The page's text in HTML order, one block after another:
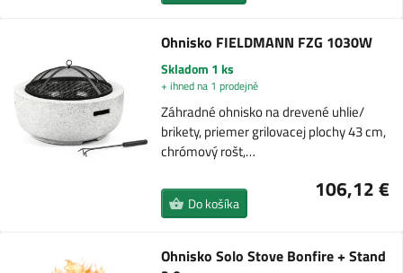
Ohnisko FIELDMANN FZG 1030W
Skladom 1 ks
+ ihned na 1 prodejně
Záhradné ohnisko na drevené uhlie/
brikety, priemer grilovacej plochy 43 cm,
chrómový rošt,…
106,12 €
Do košíka
Ohnisko Solo Stove Bonfire + Stand